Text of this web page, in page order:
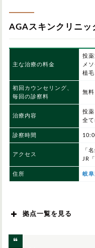
AGAスキンクリニッ
主な治療の料金
投
メ
植
初回カウンセリング、
毎回の診察料
無料
治療内容
投
全
診察時間
アクセス
「
JR
住所 岐
拠点一覧を見る